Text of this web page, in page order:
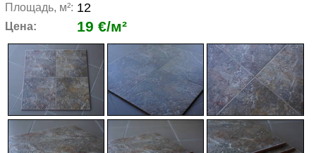
Площадь, м²: 12
Цена: 19 €/м²